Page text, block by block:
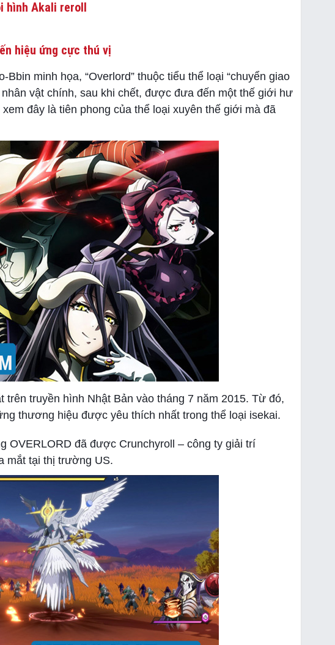
hình Akali reroll
hiệu ứng cực thú vị
minh họa, “Overlord” thuộc tiểu thể loại “chuyển giao
vật chính, sau khi chết, được đưa đến một thế giới hư
đây là tiên phong của thể loại xuyên thế giới mà đã
truyền hình Nhật Bản vào tháng 7 năm 2015. Từ đó,
thương hiệu được yêu thích nhất trong thể loại isekai.
OVERLORD đã được Crunchyroll – công ty giải trí
mắt tại thị trường US.